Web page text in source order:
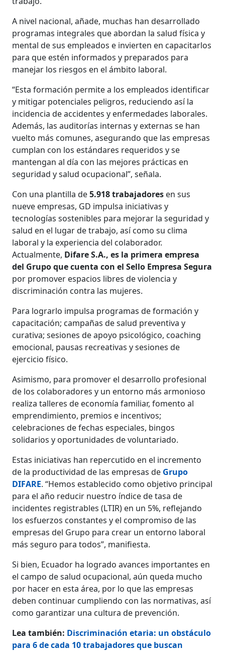
A nivel nacional, añade, muchas han desarrollado
programas integrales que abordan la salud física y
mental de sus empleados e invierten en capacitarlos
para que estén informados y preparados para
manejar los riesgos en el ámbito laboral.
“Esta formación permite a los empleados identificar
y mitigar potenciales peligros, reduciendo así la
incidencia de accidentes y enfermedades laborales.
Además, las auditorías internas y externas se han
vuelto más comunes, asegurando que las empresas
cumplan con los estándares requeridos y se
mantengan al día con las mejores prácticas en
seguridad y salud ocupacional”, señala.
Con una plantilla de5.918 trabajadores en sus
nueve empresas, GD impulsa iniciativas y
tecnologías sostenibles para mejorar la seguridad y
salud en el lugar de trabajo, así como su clima
laboral y la experiencia del colaborador.
Actualmente, Difare S.A., es la primera empresa
del Grupo que cuenta con el Sello Empresa Segura
por promover espacios libres de violencia y
discriminación contra las mujeres.
Para lograrlo impulsa programas de formación y
capacitación; campañas de salud preventiva y
curativa; sesiones de apoyo psicológico, coaching
emocional, pausas recreativas y sesiones de
ejercicio físico.
Asimismo, para promover el desarrollo profesional
de los colaboradores y un entorno más armonioso
realiza talleres de economía familiar, fomento al
emprendimiento, premios e incentivos;
celebraciones de fechas especiales, bingos
solidarios y oportunidades de voluntariado.
Estas iniciativas han repercutido en el incremento
de la productividad de las empresas de Grupo
DIFARE. “Hemos establecido como objetivo principal
para el año reducir nuestro índice de tasa de
incidentes registrables (LTIR) en un 5%, reflejando
los esfuerzos constantes y el compromiso de las
empresas del Grupo para crear un entorno laboral
más seguro para todos”, manifiesta.
Si bien, Ecuador ha logrado avances importantes en
el campo de salud ocupacional, aún queda mucho
por hacer en esta área, por lo que las empresas
deben continuar cumpliendo con las normativas, así
como garantizar una cultura de prevención.
Lea también: Discriminación etaria: un obstáculo
para 6 de cada 10 trabajadores que buscan